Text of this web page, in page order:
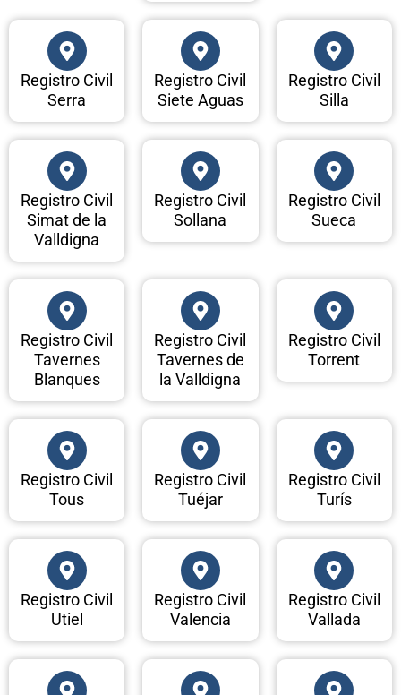
Registro Civil
Serra
Registro Civil
Siete Aguas
Registro Civil
Silla
Registro Civil
Simat de la
Valldigna
Registro Civil
Sollana
Registro Civil
Sueca
Registro Civil
Tavernes
Blanques
Registro Civil
Tavernes de
la Valldigna
Registro Civil
Torrent
Registro Civil
Tous
Registro Civil
Tuéjar
Registro Civil
Turís
Registro Civil
Utiel
Registro Civil
Valencia
Registro Civil
Vallada